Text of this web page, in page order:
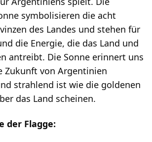
symbolisieren die acht
des Landes und stehen für
die Energie, die das Land und
antreibt. Die Sonne erinnert uns
Zukunft von Argentinien
strahlend ist wie die goldenen
das Land scheinen.
der Flagge: